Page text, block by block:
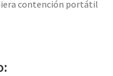
contención portátil